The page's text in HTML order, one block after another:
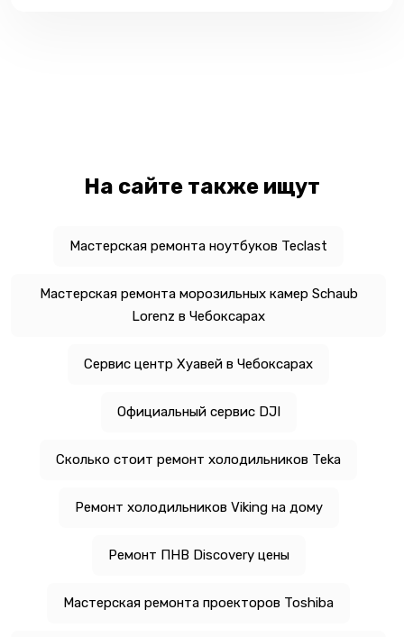
На сайте также ищут
Мастерская ремонта ноутбуков Teclast
Мастерская ремонта морозильных камер Schaub
Lorenz в Чебоксарах
Сервис центр Хуавей в Чебоксарах
Официальный сервис DJI
Сколько стоит ремонт холодильников Teka
Ремонт холодильников Viking на дому
Ремонт ПНВ Discovery цены
Мастерская ремонта проекторов Toshiba